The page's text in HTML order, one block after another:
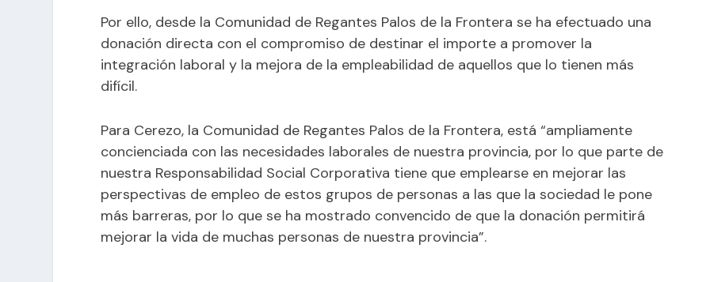
Por ello, desde la Comunidad de Regantes Palos de la Frontera se ha efectuado una
donación directa con el compromiso de destinar el importe a promover la
integración laboral y la mejora de la empleabilidad de aquellos que lo tienen más
difícil.
Para Cerezo, la Comunidad de Regantes Palos de la Frontera, está “ampliamente
concienciada con las necesidades laborales de nuestra provincia, por lo que parte de
nuestra Responsabilidad Social Corporativa tiene que emplearse en mejorar las
perspectivas de empleo de estos grupos de personas a las que la sociedad le pone
más barreras, por lo que se ha mostrado convencido de que la donación permitirá
mejorar la vida de muchas personas de nuestra provincia”.